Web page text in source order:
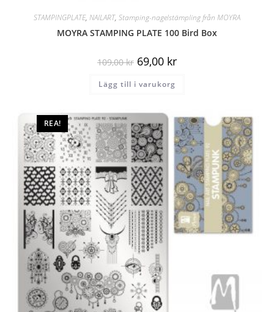
STAMPINGPLATE, NAILART, Stamping-nagelstämpling från MOYRA
MOYRA STAMPING PLATE 100 Bird Box
109,00kr 69,00 kr
Lägg till i varukorg
REA!